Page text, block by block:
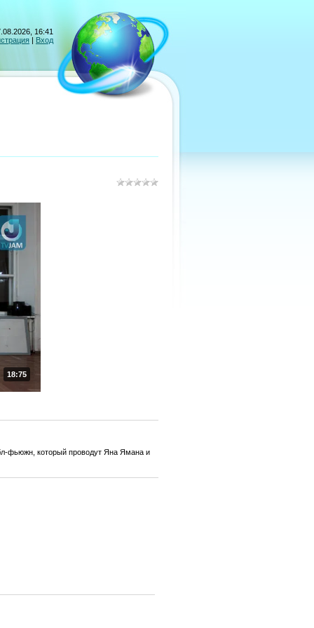
16:41
| Вход
18:75
фьюжн, который проводут Яна Ямана и